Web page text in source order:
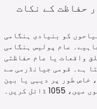
حفاظت کے نکات
کو بنیادی ہنگامی
عام پولیس ہنگامی
واقعات یا عام حفاظتی
ہے۔ قومی جیانڈرمی سے
خاص طور پر دیہی یا بین
ڈائل کریں۔